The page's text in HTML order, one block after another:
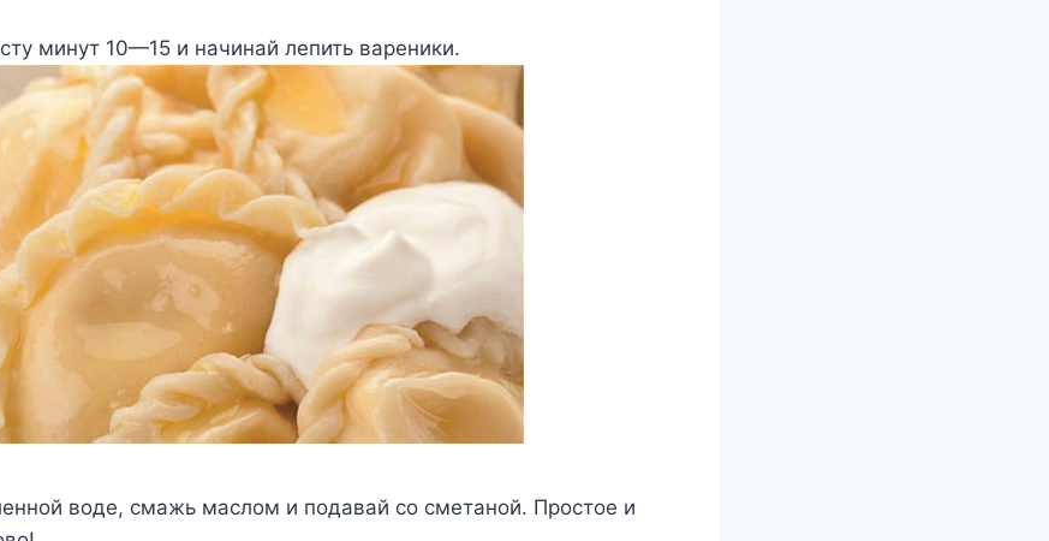
минут 10—15 и начинай лепить вареники.
воде, смажь маслом и подавай со сметаной. Простое и